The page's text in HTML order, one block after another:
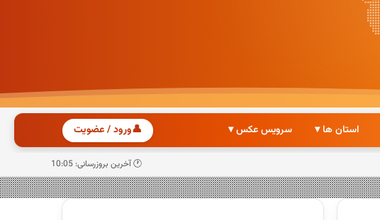
استان ها ▾ سرویس عکس ▾ 👤ورود / عضویت
🕐 آخرین بروزرسانی: 10:05